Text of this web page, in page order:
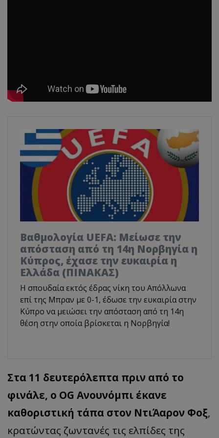
Βαθμολογία UEFA: Μείωσε την
απόσταση από τη 14η Νορβηγία η
Κύπρος, έχασε την ευκαιρία η
Ελλάδα (ΠΙΝΑΚΑΣ)
Η σπουδαία εκτός έδρας νίκη του Απόλλωνα
επί της Μπραν με 0-1, έδωσε την ευκαιρία στην
Κύπρο να μειώσει την απόσταση από τη 14η
θέση στην οποία βρίσκεται η Νορβηγία!
Στα 11 δευτερόλεπτα πριν από το
φινάλε, ο OG Ανουνόμπι έκανε
καθοριστική τάπα στον ΝτιΆαρον Φοξ,
κρατώντας ζωντανές τις ελπίδες της